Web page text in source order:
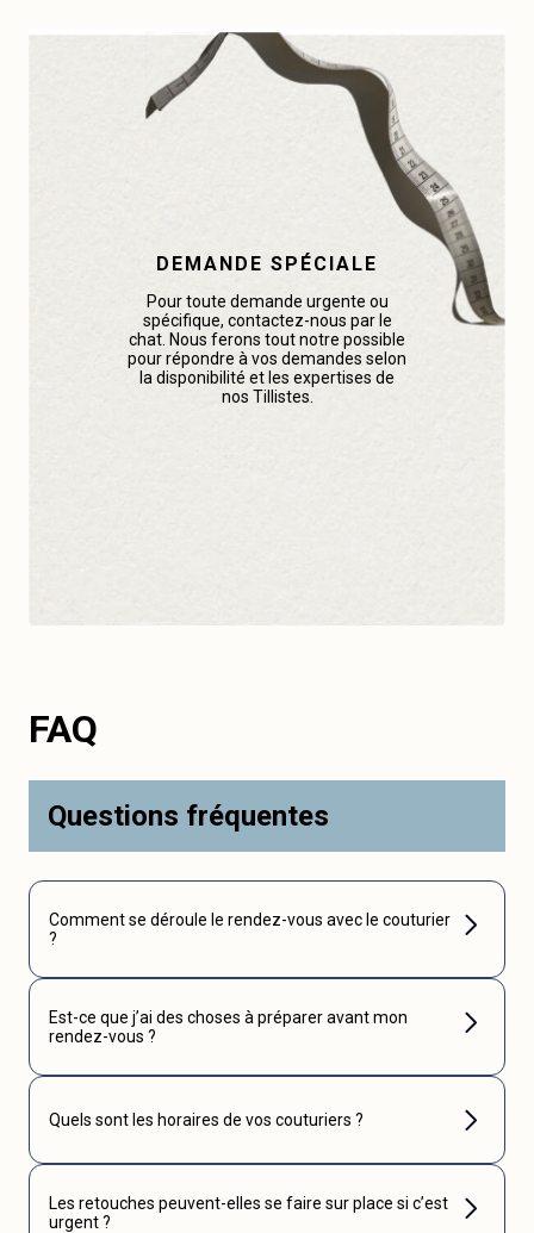
DEMANDE SPÉCIALE
Pour toute demande urgente ou
spécifique, contactez-nous par le
chat. Nous ferons tout notre possible
pour répondre à vos demandes selon
la disponibilité et les expertises de
nos Tillistes.
FAQ
Questions fréquentes
Comment se déroule le rendez-vous avec le couturier
?
Est-ce que j’ai des choses à préparer avant mon
rendez-vous ?
Quels sont les horaires de vos couturiers ?
Les retouches peuvent-elles se faire sur place si c’est
urgent ?